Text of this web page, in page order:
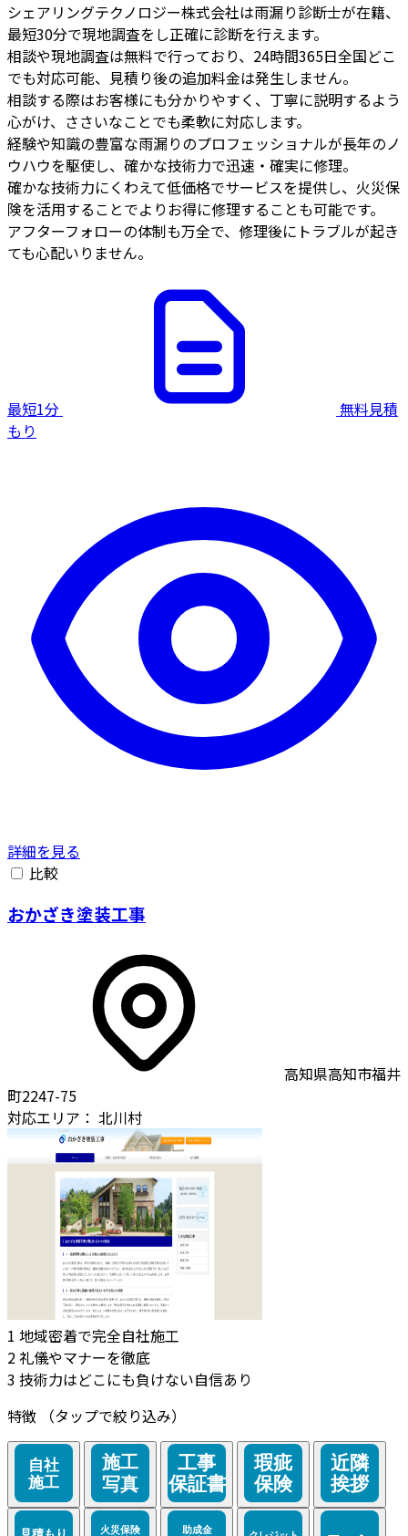
シェアリングテクノロジー株式会社は雨漏り診断士が在籍、
最短30分で現地調査をし正確に診断を行えます。
相談や現地調査は無料で行っており、24時間365日全国どこ
でも対応可能、見積り後の追加料金は発生しません。
相談する際はお客様にも分かりやすく、丁寧に説明するよう
心がけ、ささいなことでも柔軟に対応します。
経験や知識の豊富な雨漏りのプロフェッショナルが長年のノ
ウハウを駆使し、確かな技術力で迅速・確実に修理。
確かな技術力にくわえて低価格でサービスを提供し、火災保
険を活用することでよりお得に修理することも可能です。
アフターフォローの体制も万全で、修理後にトラブルが起き
ても心配いりません。
最短1分
無料見積
もり
詳細を見る
比較
おかざき塗装工事
高知県高知市福井
町2247-75
対応エリア： 北川村
1 地域密着で完全自社施工
2礼儀やマナーを徹底
3 技術力はどこにも負けない自信あり
特徴
（タップで絞り込み）